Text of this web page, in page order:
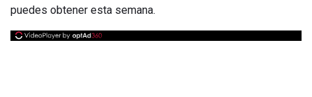
puedes obtener esta semana.